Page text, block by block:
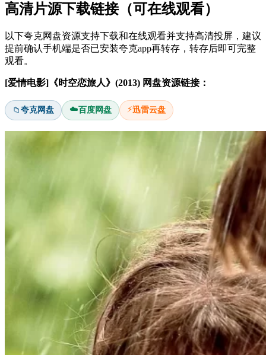
高清片源下载链接（可在线观看）
以下夸克网盘资源支持下载和在线观看并支持高清投屏，建议
提前确认手机端是否已安装夸克app再转存，转存后即可完整
观看。
[爱情电影]《时空恋旅人》(2013) 网盘资源链接：
📁夸克网盘 ☁️百度网盘 ⚡迅雷云盘